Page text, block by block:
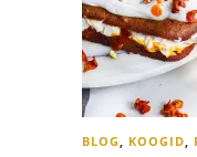
BLOG, KOOGID,